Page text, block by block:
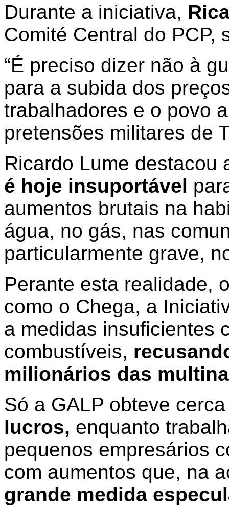
Durante a iniciativa,
Comité Central do PCP,
“É preciso dizer não à
para a subida dos
trabalhadores e o povo
pretensões militares de
Ricardo Lume destacou
é hoje insuportável
aumentos brutais na
água, no gás, nas
particularmente grave,
Perante esta realidade,
como o Chega, a
a medidas insuficientes
combustíveis,
milionários das
Só a GALP obteve
lucros, enquanto
pequenos empresários
com aumentos que, na
grande medida